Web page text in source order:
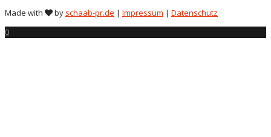
Made with
by schaab-pr.de | Impressum | Datenschutz
0